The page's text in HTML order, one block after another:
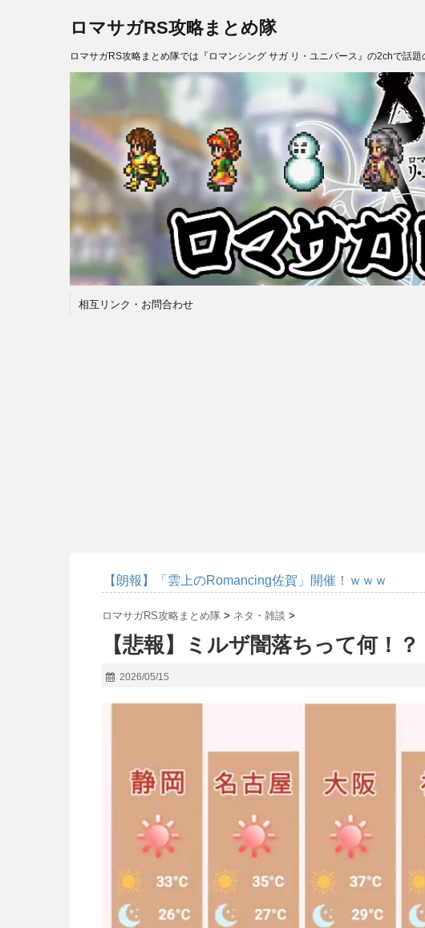
ロマサガRS攻略まとめ隊
ロマサガRS攻略まとめ隊では『ロマンシング サガ リ・ユニバース』の2chで話
相互リンク・お問合わせ
【朗報】「雲上のRomancing佐賀」開催！ｗｗｗ
ロマサガRS攻略まとめ隊 > ネタ・雑談 >
【悲報】ミルザ闇落ちって何！？
2026/05/15